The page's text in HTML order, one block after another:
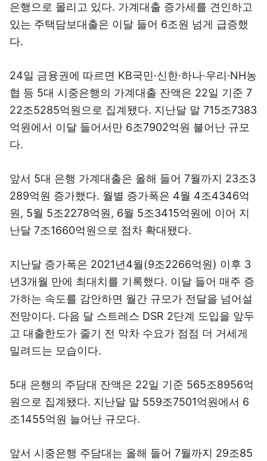
은행으로 몰리고 있다. 가계대출 증가세를 견인하고
있는 주택담보대출은 이달 들어 6조원 넘게 급증했
다.
24일 금융권에 따르면 KB국민·신한·하나·우리·NH농
협 등 5대 시중은행의 가계대출 잔액은 22일 기준 7
22조5285억원으로 집계됐다. 지난달 말 715조7383
억원에서 이달 들어서만 6조7902억원 불어난 규모
다.
앞서 5대 은행 가계대출은 올해 들어 7월까지 23조3
289억원 증가했다. 월별 증가폭은 4월 4조4346억
원, 5월 5조2278억원, 6월 5조3415억원에 이어 지
난달 7조1660억원으로 점차 확대됐다.
지난달 증가폭은 2021년4월(9조2266억원) 이후 3
년3개월 만에 최대치를 기록했다. 이달 들어 매주 증
가하는 속도를 감안하면 월간 규모가 전달을 넘어설
전망이다. 다음 달 스트레스 DSR 2단계 도입을 앞두
고 대출한도가 줄기 전 막차 수요가 점점 더 거세게
밀려드는 모습이다.
5대 은행의 주담대 잔액은 22일 기준 565조8956억
원으로 집계됐다. 지난달 말 559조7501억원에서 6
조1455억원 늘어난 규모다.
앞서 시중은행 주담대는 올해 들어 7월까지 29조85